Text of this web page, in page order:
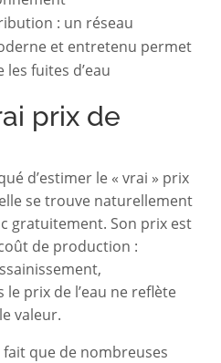
: un réseau
et entretenu permet
fuites d’eau
prix de
d’estimer le « vrai » prix
se trouve naturellement
gratuitement. Son prix est
de production :
prix de l’eau ne reflète
valeur.
fait que de nombreuses